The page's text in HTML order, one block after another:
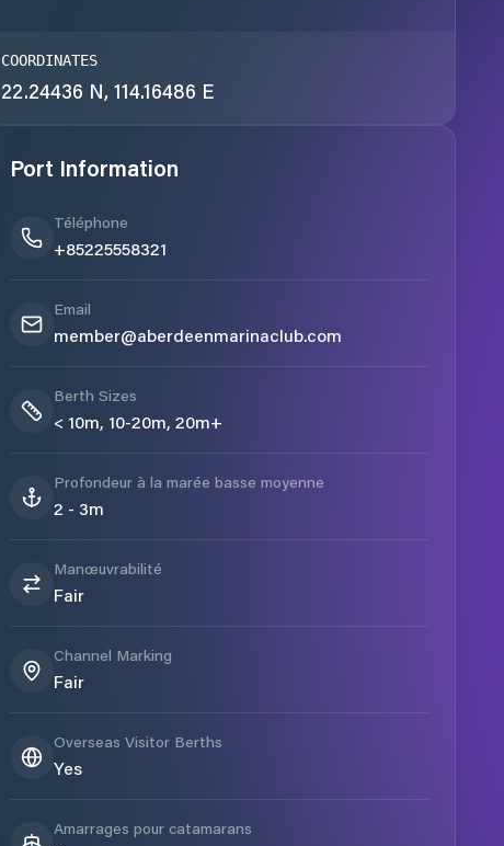
COORDINATES
22.24436 N, 114.16486 E
Port Information
Téléphone
+85225558321
Email
member@aberdeenmarinaclub.com
Berth Sizes
< 10m, 10-20m, 20m+
Profondeur à la marée basse moyenne
2 - 3m
Manœuvrabilité
Fair
Channel Marking
Fair
Overseas Visitor Berths
Yes
Amarrages pour catamarans